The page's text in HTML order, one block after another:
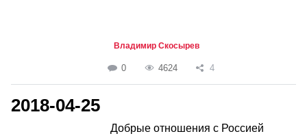
Владимир Скосырев
0 4624 4
2018-04-25
Добрые отношения с Россией